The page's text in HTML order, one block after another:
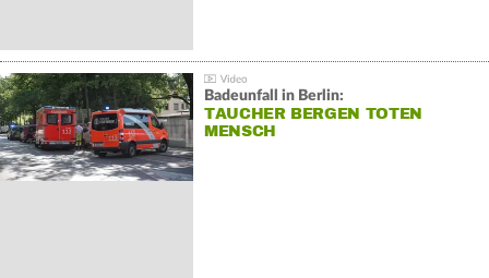
Badeunfall in Berlin:
TAUCHER BERGEN TOTEN
MENSCH